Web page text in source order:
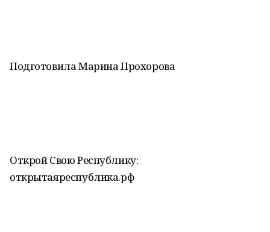
Подготовила Марина Прохорова
Открой Свою Республику:
открытаяреспублика.рф